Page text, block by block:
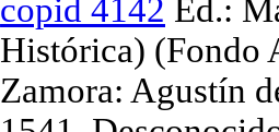
copid 4142 Ed.:
Histórica) (Fondo
Zamora: Agustín